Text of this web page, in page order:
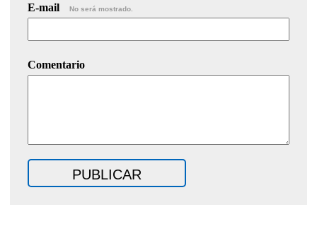
E-mail No será mostrado.
Comentario